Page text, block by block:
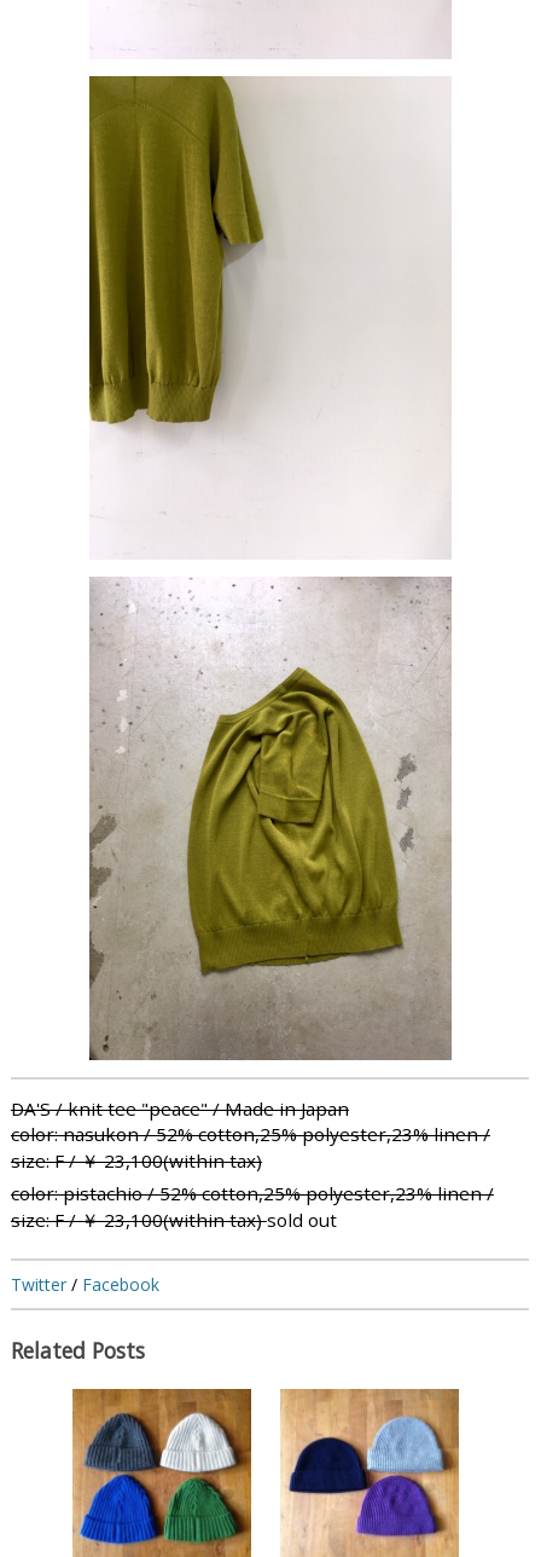
DA'S / knit tee "peace" / Made in Japan
color: nasukon / 52% cotton,25% polyester,23% linen /
size: F / ￥ 23,100(within tax)
color: pistachio / 52% cotton,25% polyester,23% linen /
size:F/ ￥ 23,100(within tax)sold out
Twitter/ Facebook
Related Posts